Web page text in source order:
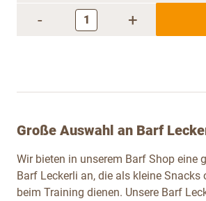
- +
Große Auswahl an Barf
Wir bieten in unserem Barf Shop eine
Barf Leckerli an, die als kleine Snacks
beim Training dienen. Unsere Barf